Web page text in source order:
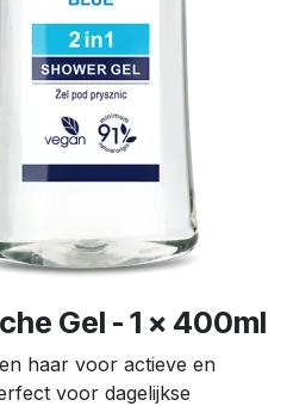
Gel - 1 x 400ml
haar voor actieve en
voor dagelijkse